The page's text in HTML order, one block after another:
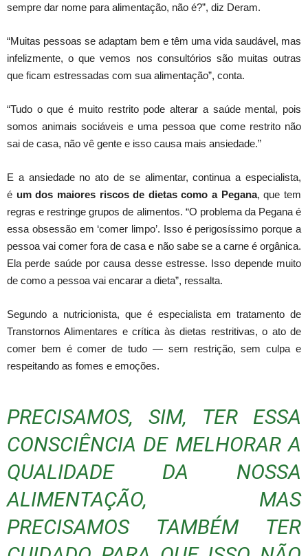
sempre dar nome para alimentação, não é?”, diz Deram.
“Muitas pessoas se adaptam bem e têm uma vida saudável, mas
infelizmente, o que vemos nos consultórios são muitas outras
que ficam estressadas com sua alimentação”, conta.
“Tudo o que é muito restrito pode alterar a saúde mental, pois
somos animais sociáveis e uma pessoa que come restrito não
sai de casa, não vê gente e isso causa mais ansiedade.”
E a ansiedade no ato de se alimentar, continua a especialista,
é um dos maiores riscos de dietas como a Pegana, que tem
regras e restringe grupos de alimentos. “O problema da Pegana é
essa obsessão em ‘comer limpo’. Isso é perigosíssimo porque a
pessoa vai comer fora de casa e não sabe se a carne é orgânica.
Ela perde saúde por causa desse estresse. Isso depende muito
de como a pessoa vai encarar a dieta”, ressalta.
Segundo a nutricionista, que é especialista em tratamento de
Transtornos Alimentares e crítica às dietas restritivas, o ato de
comer bem é comer de tudo ― sem restrição, sem culpa e
respeitando as fomes e emoções.
PRECISAMOS, SIM, TER ESSA
CONSCIÊNCIA DE MELHORAR A
QUALIDADE DA NOSSA
ALIMENTAÇÃO, MAS
PRECISAMOS TAMBÉM TER